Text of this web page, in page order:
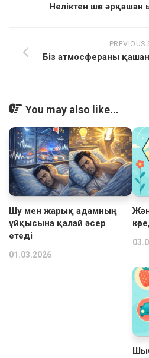
Неліктен шөл
PREVIOUS
Біз атмосфераны
You may also like...
Шу мен жарық адамның
ұйқысына қалай әсер
етеді
01.03.2026